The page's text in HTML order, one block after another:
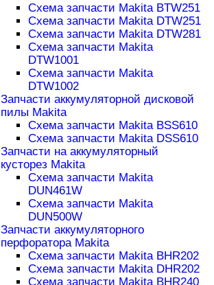
Схема запчасти Makita BTW251
Схема запчасти Makita DTW251
Схема запчасти Makita DTW281
Схема запчасти Makita
DTW1001
Схема запчасти Makita
DTW1002
Запчасти аккумуляторной дисковой
пилы Makita
Схема запчасти Makita BSS610
Схема запчасти Makita DSS610
Запчасти на аккумуляторный
кусторез Makita
Схема запчасти Makita
DUN461W
Схема запчасти Makita
DUN500W
Запчасти аккумуляторного
перфоратора Makita
Схема запчасти Makita BHR202
Схема запчасти Makita DHR202
Схема запчасти Makita BHR240